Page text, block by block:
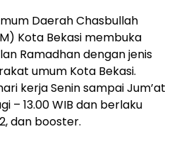
Daerah Chasbullah
Kota Bekasi membuka
Ramadhan dengan jenis
umum Kota Bekasi.
kerja Senin sampai Jum’at
– 13.00 WIB dan berlaku
dan booster.